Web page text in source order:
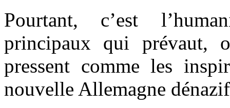
Pourtant, c’est
principaux qui prévaut,
pressent comme les
nouvelle Allemagne